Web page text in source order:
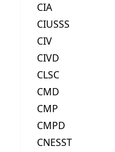
CIA
CIUSSS
CIV
CIVD
CLSC
CMD
CMP
CMPD
CNESST